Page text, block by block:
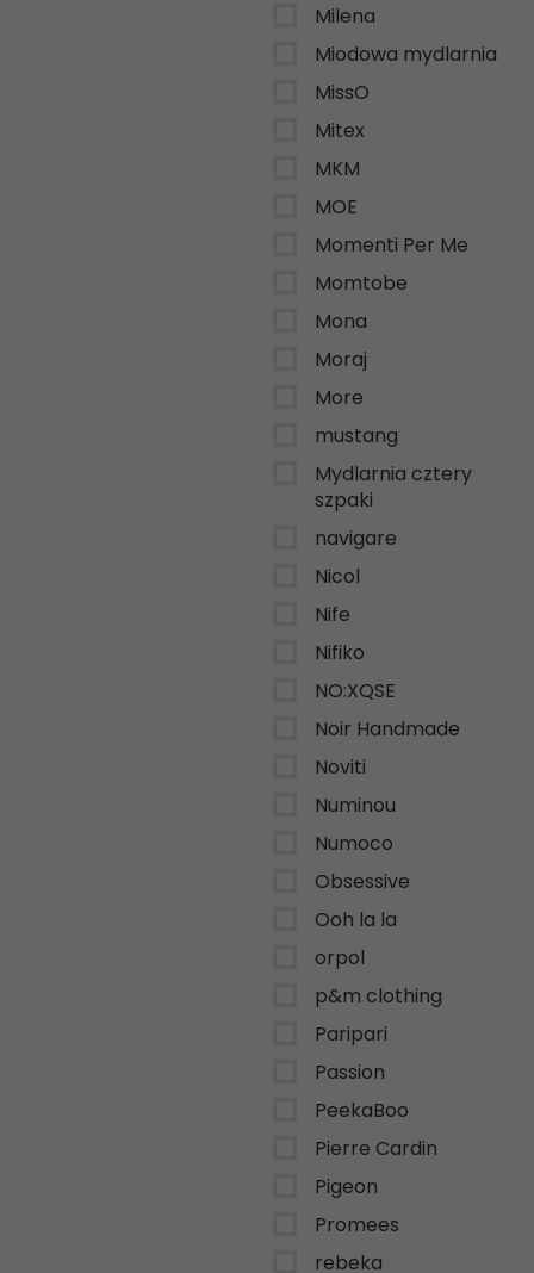
Milena
Miodowa mydlarnia
MissO
Mitex
MKM
MOE
Momenti Per Me
Momtobe
Mona
Moraj
More
mustang
Mydlarnia cztery
szpaki
navigare
Nicol
Nife
Nifiko
NO:XQSE
Noir Handmade
Noviti
Numinou
Numoco
Obsessive
Ooh la la
orpol
p&m clothing
Paripari
Passion
PeekaBoo
Pierre Cardin
Pigeon
Promees
rebeka